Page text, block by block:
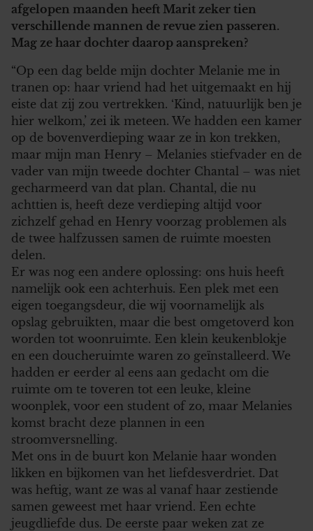
afgelopen maanden heeft Marit zeker tien
verschillende mannen de revue zien passeren.
Mag ze haar dochter daarop aanspreken?
“Op een dag belde mijn dochter Melanie me in
tranen op: haar vriend had het uitgemaakt en hij
eiste dat zij zou vertrekken. ‘Kind, natuurlijk ben je
hier welkom,’ zei ik meteen. We hadden een kamer
op de bovenverdieping waar ze in kon trekken,
maar mijn man Henry – Melanies stiefvader en de
vader van mijn tweede dochter Chantal – was niet
gecharmeerd van dat plan. Chantal, die nu
achttien is, heeft deze verdieping altijd voor
zichzelf gehad en Henry voorzag problemen als
de twee halfzussen samen de ruimte moesten
delen.
Er was nog een andere oplossing: ons huis heeft
namelijk ook een achterhuis. Een plek met een
eigen toegangsdeur, die wij voornamelijk als
opslag gebruikten, maar die best omgetoverd kon
worden tot woonruimte. Een klein keukenblokje
en een doucheruimte waren zo geïnstalleerd. We
hadden er eerder al eens aan gedacht om die
ruimte om te toveren tot een leuke, kleine
woonplek, voor een student of zo, maar Melanies
komst bracht deze plannen in een
stroomversnelling.
Met ons in de buurt kon Melanie haar wonden
likken en bijkomen van het liefdesverdriet. Dat
was heftig, want ze was al vanaf haar zestiende
samen geweest met haar vriend. Een echte
jeugdliefde dus. De eerste paar weken zat ze